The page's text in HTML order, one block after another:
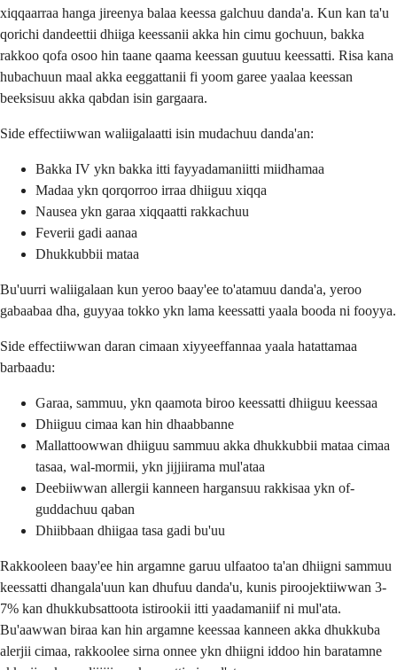
xiqqaarraa hanga jireenya balaa keessa galchuu danda'a. Kun kan ta'u
qorichi dandeettii dhiiga keessanii akka hin cimu gochuun, bakka
rakkoo qofa osoo hin taane qaama keessan guutuu keessatti. Risa kana
hubachuun maal akka eeggattanii fi yoom garee yaalaa keessan
beeksisuu akka qabdan isin gargaara.
Side effectiiwwan waliigalaatti isin mudachuu danda'an:
Bakka IV ykn bakka itti fayyadamaniitti miidhamaa
Madaa ykn qorqorroo irraa dhiiguu xiqqa
Nausea ykn garaa xiqqaatti rakkachuu
Feverii gadi aanaa
Dhukkubbii mataa
Bu'uurri waliigalaan kun yeroo baay'ee to'atamuu danda'a, yeroo
gabaabaa dha, guyyaa tokko ykn lama keessatti yaala booda ni fooyya.
Side effectiiwwan daran cimaan xiyyeeffannaa yaala hatattamaa
barbaadu:
Garaa, sammuu, ykn qaamota biroo keessatti dhiiguu keessaa
Dhiiguu cimaa kan hin dhaabbanne
Mallattoowwan dhiiguu sammuu akka dhukkubbii mataa cimaa
tasaa, wal-mormii, ykn jijjiirama mul'ataa
Deebiiwwan allergii kanneen hargansuu rakkisaa ykn of-
guddachuu qaban
Dhiibbaan dhiigaa tasa gadi bu'uu
Rakkooleen baay'ee hin argamne garuu ulfaatoo ta'an dhiigni sammuu
keessatti dhangala'uun kan dhufuu danda'u, kunis piroojektiiwwan 3-
7% kan dhukkubsattoota istirookii itti yaadamaniif ni mul'ata.
Bu'aawwan biraa kan hin argamne keessaa kanneen akka dhukkuba
alerjii cimaa, rakkoolee sirna onnee ykn dhiigni iddoo hin baratamne